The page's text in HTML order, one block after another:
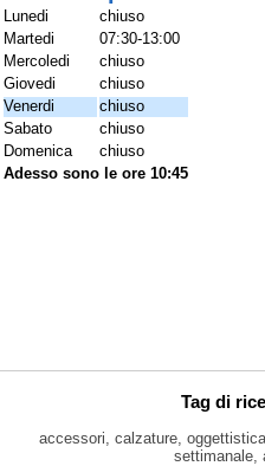
Lunedi
chiuso
Martedi
07:30-13:00
Mercoledi
chiuso
Giovedi
chiuso
Venerdi
chiuso
Sabato
chiuso
Domenica
chiuso
Adesso sono le ore 10:45
Tag di
accessori, calzature,
settimanale,